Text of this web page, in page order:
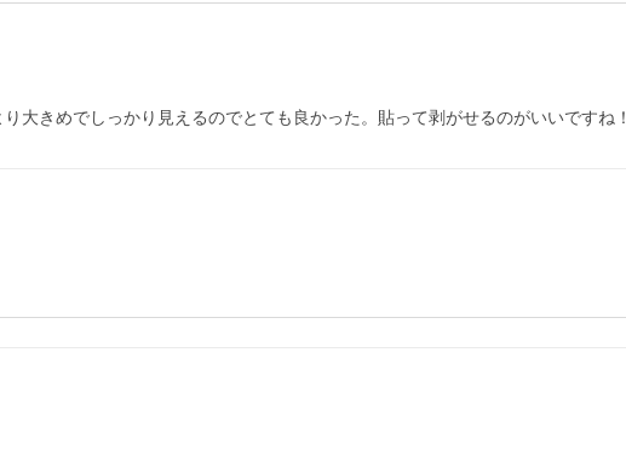
大きめでしっかり見えるのでとても良かった。貼って剥がせるのがいいですね！